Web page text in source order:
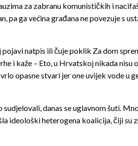
za zabranu komunističkih i
ga većina građana ne povezuje s
natpis ili čuje poklik Za dom
i kaže – Eto, u Hrvatskoj nikada
opasne stvari jer one uvijek vode u
danas se uglavnom šuti.
ideološki heterogena koalicija, čiji